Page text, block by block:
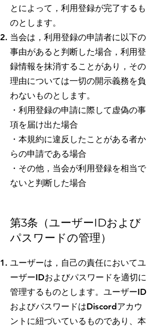
とによって，利用登録が完了するも
のとします。
当会は，利用登録の申請者に以下の
事由があると判断した場合，利用登
録情報を抹消することがあり，その
理由については一切の開示義務を負
わないものとします。
・利用登録の申請に際して虚偽の事
項を届け出た場合
・本規約に違反したことがある者か
らの申請である場合
​・その他，当会が利用登録を相当で
ないと判断した場合
第3条（ユーザーIDおよび
パスワードの管理）
ユーザーは，自己の責任においてユ
ーザーIDおよびパスワードを適切に
管理するものとします。ユーザーID
およびパスワードはDiscordアカウ
ントに紐づいているものであり、本